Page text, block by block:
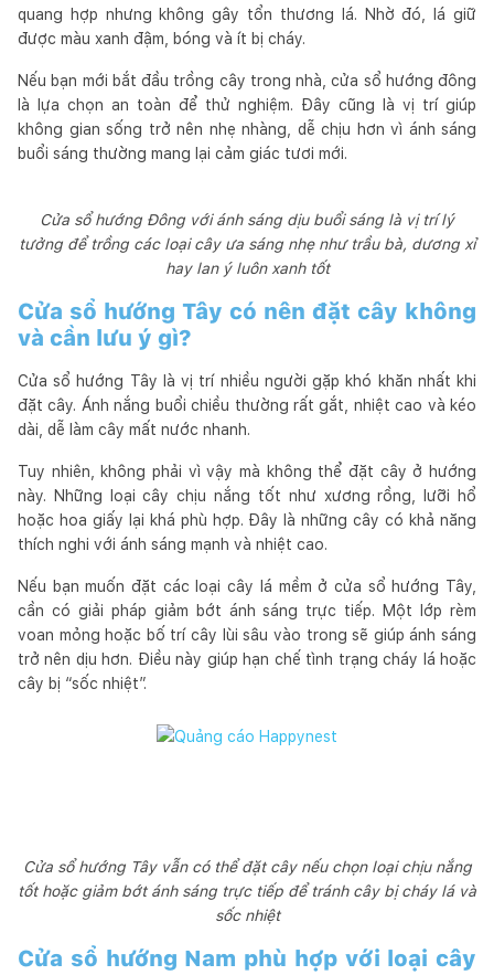
quang hợp nhưng không gây tổn thương lá. Nhờ đó, lá giữ
được màu xanh đậm, bóng và ít bị cháy.
Nếu bạn mới bắt đầu trồng cây trong nhà, cửa sổ hướng đông
là lựa chọn an toàn để thử nghiệm. Đây cũng là vị trí giúp
không gian sống trở nên nhẹ nhàng, dễ chịu hơn vì ánh sáng
buổi sáng thường mang lại cảm giác tươi mới.
Cửa sổ hướng Đông với ánh sáng dịu buổi sáng là vị trí lý
tưởng để trồng các loại cây ưa sáng nhẹ như trầu bà, dương xỉ
hay lan ý luôn xanh tốt
Cửa sổ hướng Tây có nên đặt cây không
và cần lưu ý gì?
Cửa sổ hướng Tây là vị trí nhiều người gặp khó khăn nhất khi
đặt cây. Ánh nắng buổi chiều thường rất gắt, nhiệt cao và kéo
dài, dễ làm cây mất nước nhanh.
Tuy nhiên, không phải vì vậy mà không thể đặt cây ở hướng
này. Những loại cây chịu nắng tốt như xương rồng, lưỡi hổ
hoặc hoa giấy lại khá phù hợp. Đây là những cây có khả năng
thích nghi với ánh sáng mạnh và nhiệt cao.
Nếu bạn muốn đặt các loại cây lá mềm ở cửa sổ hướng Tây,
cần có giải pháp giảm bớt ánh sáng trực tiếp. Một lớp rèm
voan mỏng hoặc bố trí cây lùi sâu vào trong sẽ giúp ánh sáng
trở nên dịu hơn. Điều này giúp hạn chế tình trạng cháy lá hoặc
cây bị “sốc nhiệt”.
Cửa sổ hướng Tây vẫn có thể đặt cây nếu chọn loại chịu nắng
tốt hoặc giảm bớt ánh sáng trực tiếp để tránh cây bị cháy lá và
sốc nhiệt
Cửa sổ hướng Nam phù hợp với loại cây